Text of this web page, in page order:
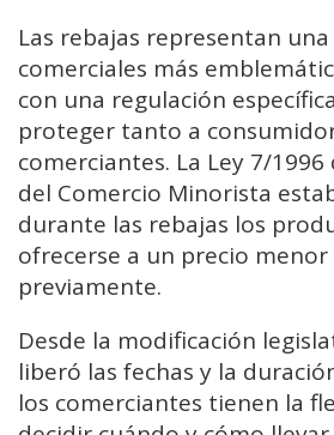
Las rebajas representan
comerciales más
con una regulación
proteger tanto a
comerciantes. La Ley 7/
del Comercio Minorista
durante las rebajas los
ofrecerse a un precio
previamente.
Desde la modificación
liberó las fechas y la
los comerciantes tienen la